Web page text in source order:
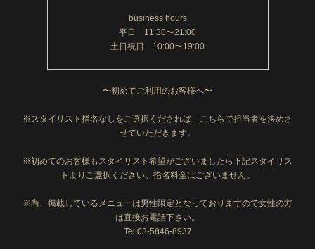
business hours
平日 11:30〜21:00
土日祝日 10:00〜19:00
〜初めてご利用のお客様へ〜
※スタイリスト指名なしをご選択くだされば、こちらで担当者を決めさ
せていただきます。
※初めてのお客様もスタイリスト希望がございましたら下記スタイリス
トよりご選択ください。指名料金はございません。
※尚、掲載しているメニューは男性限定となっておりますので女性の方
は直接お電話下さい。
Tel:03-5846-8937